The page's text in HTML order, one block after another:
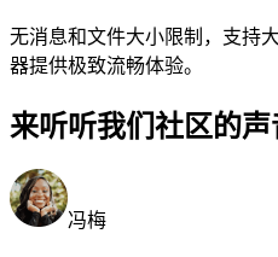
无消息和文件大小限制，支持
器提供极致流畅体验。
来听听我们 社区的声
冯梅